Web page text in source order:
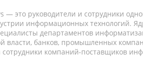
— это руководители и сотрудники
информационных технологий.
департаментов
власти, банков, промышленных
сотрудники компаний-поставщиков